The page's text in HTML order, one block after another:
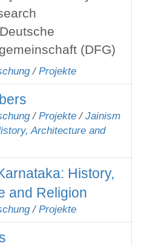
(DFG)
/ Projekte
/ Projekte / Jainism
Architecture and
History,
and Religion
/ Projekte